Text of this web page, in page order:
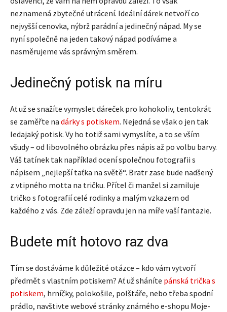
neznamená zbytečné utrácení. Ideální dárek netvoří co
nejvyšší cenovka, nýbrž parádní a jedinečný nápad. My se
nyní společně na jeden takový nápad podíváme a
nasměrujeme vás správným směrem.
Jedinečný potisk na míru
Ať už se snažíte vymyslet dáreček pro kohokoliv, tentokrát
se zaměřte na dárky s potiskem. Nejedná se však o jen tak
ledajaký potisk. Vy ho totiž sami vymyslíte, a to se vším
všudy – od libovolného obrázku přes nápis až po volbu barvy.
Váš tatínek tak například ocení společnou fotografii s
nápisem „nejlepší taťka na světě“. Bratr zase bude nadšený
z vtipného motta na tričku. Přítel či manžel si zamiluje
tričko s fotografií celé rodinky a malým vzkazem od
každého z vás. Zde záleží opravdu jen na míře vaší fantazie.
Budete mít hotovo raz dva
Tím se dostáváme k důležité otázce – kdo vám vytvoří
předmět s vlastním potiskem? Ať už sháníte pánská trička s
potiskem, hrníčky, polokošile, polštáře, nebo třeba spodní
prádlo, navštivte webové stránky známého e-shopu Moje-